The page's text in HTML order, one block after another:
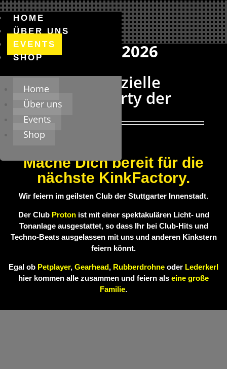
HOME
ÜBER UNS
EVENTS
SHOP
Home
Über uns
Events
Shop
2026
Die offizielle
Hauptparty der
Mache Dich bereit für die
nächste KinkFactory.
Wir feiern im geilsten Club der Stuttgarter Innenstadt.
Der Club Protonist mit einer spektakulären Licht- und
Tonanlage ausgestattet, so dass Ihr bei Club-Hits und
Techno-Beats ausgelassen mit uns und anderen Kinkstern
feiern könnt.
Egal ob Petplayer, Gearhead, Rubberdrohne oder Lederkerl
hier kommen alle zusammen und feiern als eine große
Familie.